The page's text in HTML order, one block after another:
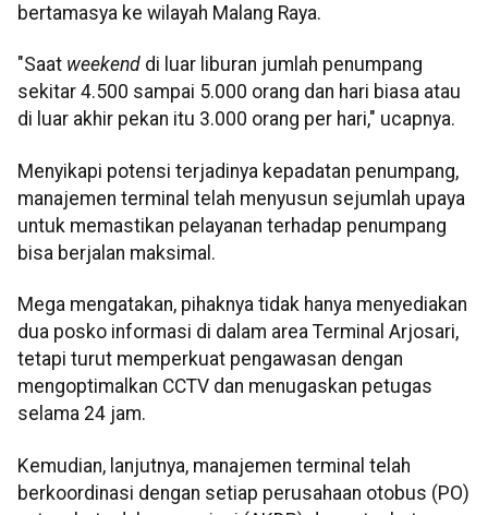
bertamasya ke wilayah Malang Raya.
"Saat weekend di luar liburan jumlah penumpang
sekitar 4.500 sampai 5.000 orang dan hari biasa atau
di luar akhir pekan itu 3.000 orang per hari," ucapnya.
Menyikapi potensi terjadinya kepadatan penumpang,
manajemen terminal telah menyusun sejumlah upaya
untuk memastikan pelayanan terhadap penumpang
bisa berjalan maksimal.
Mega mengatakan, pihaknya tidak hanya menyediakan
dua posko informasi di dalam area Terminal Arjosari,
tetapi turut memperkuat pengawasan dengan
mengoptimalkan CCTV dan menugaskan petugas
selama 24 jam.
Kemudian, lanjutnya, manajemen terminal telah
berkoordinasi dengan setiap perusahaan otobus (PO)